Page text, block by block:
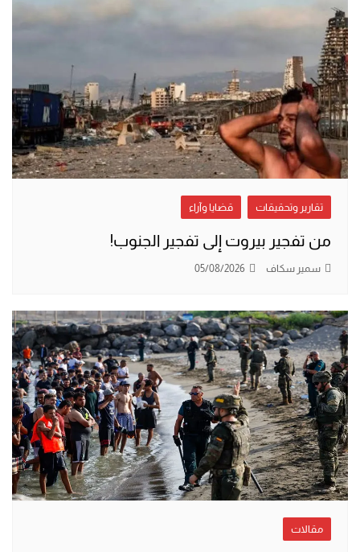
تقارير وتحقيقات قضايا وآراء
من تفجير بيروت إلى تفجير الجنوب!
سمير سكاف 05/08/2026
مقالات